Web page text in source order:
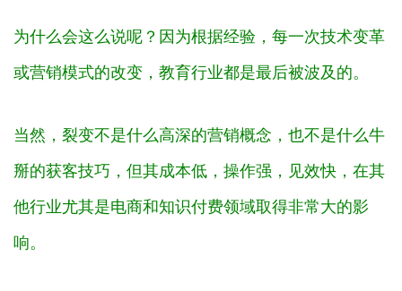
为什么会这么说呢？因为根据经验，每一次技术变革
或营销模式的改变，教育行业都是最后被波及的。
当然，裂变不是什么高深的营销概念，也不是什么牛
掰的获客技巧，但其成本低，操作强，见效快，在其
他行业尤其是电商和知识付费领域取得非常大的影
响。